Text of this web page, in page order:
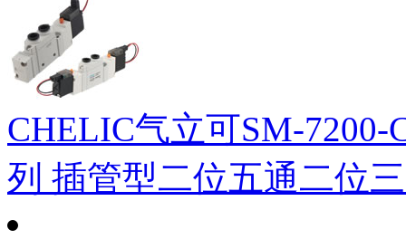
CHELIC气立可SM-7200-
列 插管型二位五通二位